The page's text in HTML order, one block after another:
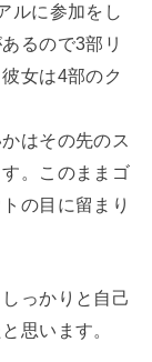
ルに参加をし
るので3部リ
女は4部のク
はその先のス
。このままゴ
の目に留まり
っかりと自己
思います。